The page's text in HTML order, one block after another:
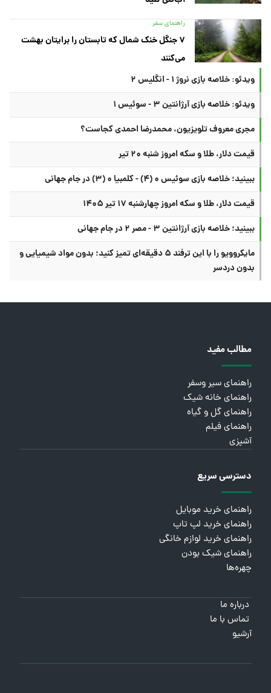
راهنمای سفر
۷ جنگل خنک شمال که تابستان را برایتان بهشت
می‌کنند
ویدئو: خلاصه بازی نروژ ۱ - انگلیس ۲
ویدئو: خلاصه بازی آرژانتین ۳ - سوئیس ۱
مجری معروف تلویزیون، محمدرضا احمدی کجاست؟
قیمت دلار، طلا و سکه امروز شنبه ۲۰ تیر
ببینید؛ خلاصه بازی سوئیس ۰ (۴) - کلمبیا ۰ (۳) در جام جهانی
قیمت دلار، طلا و سکه امروز چهارشنبه ۱۷ تیر ۱۴۰۵
ببینید؛ خلاصه بازی آرژانتین ۳ - مصر ۲ در جام جهانی
مایکروویو را با این ترفند ۵ دقیقه‌ای تمیز کنید؛ بدون مواد شیمیایی و
بدون دردسر
مطالب مفید
راهنمای سیر وسفر
راهنمای خانه شیک
راهنمای گل و گیاه
راهنمای فیلم
آشپزی
دسترسی سریع
راهنمای خرید موبایل
راهنمای خرید لپ تاپ
راهنمای خرید لوازم خانگی
راهنمای شیک بودن
چهره‌ها
درباره ما
تماس با ما
آرشیو